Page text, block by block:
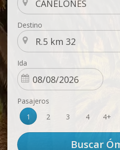
Destino
Ida
Pasajeros
1
2 3 4 4+